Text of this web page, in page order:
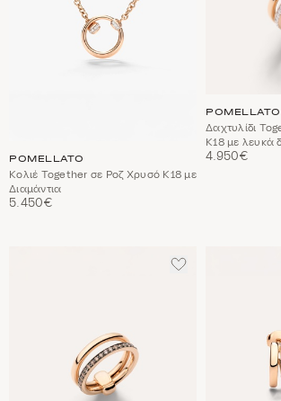
POMELLATO
Κολιέ Together σε Ροζ Χρυσό Κ18 με
Διαμάντια
5.450€
POMELLATO
Δαχτυλίδι
Κ18 με λευκά
4.950€
ΠΡΟΣΘΈΣΤΕ